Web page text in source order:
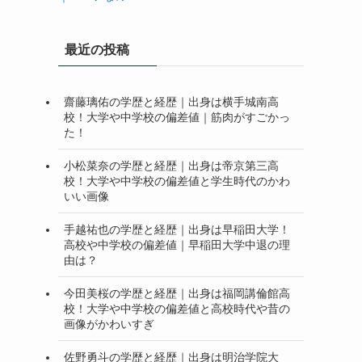
最近の投稿
齋藤璃佑の学歴と経歴｜出身は横手城南高
校！大学や中学校の偏差値｜筋肉がすごかっ
た！
小松菜奈の学歴と経歴｜出身は帝京第三高
校！大学や中学校の偏差値と学生時代のかわ
いい画像
手越祐也の学歴と経歴｜出身は早稲田大学！
高校や中学校の偏差値｜早稲田大学中退の理
由は？
今田美桜の学歴と経歴｜出身は福岡講倫館高
校！大学や中学校の偏差値と高校時代や昔の
画像がかわいすぎ
佐野勇斗の学歴と経歴｜出身は明治学院大